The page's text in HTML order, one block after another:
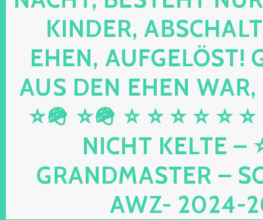
DER,
N, AUFGELÖST!
DEN EHEN WAR,
⭐🪖 ⭐ ⭐ ⭐ ⭐ ⭐ ⭐
HT KELTE – ⭐⭐
DMASTER –
2024-2026